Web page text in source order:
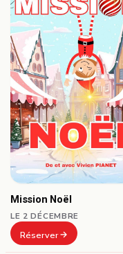
Mission Noël
LE 2 DÉCEMBRE
Réserver